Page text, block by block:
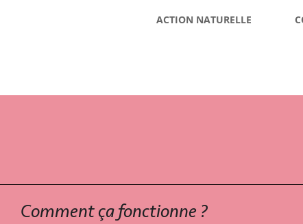
ACTION NATURELLE
Comment ça fonctionne ?